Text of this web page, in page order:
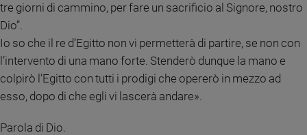
Cultura
e
spettacoli
2026
tre giorni di cammino, per fare un sacrificio al Signore, nostro
Dio”.
Io so che il re d’Egitto non vi permetterà di partire, se non con
l’intervento di una mano forte. Stenderò dunque la mano e
colpirò l’Egitto con tutti i prodigi che opererò in mezzo ad
esso, dopo di che egli vi lascerà andare».
Parola di Dio.